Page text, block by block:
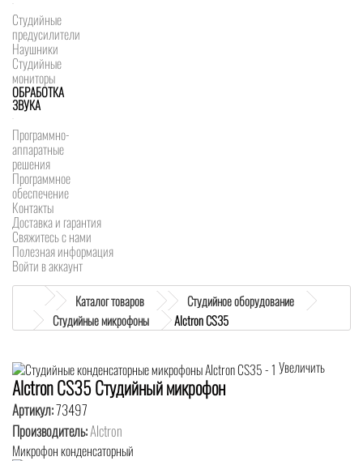
Студийные
предусилители
Наушники
Студийные
мониторы
ОБРАБОТКА
ЗВУКА
Программно-
аппаратные
решения
Программное
обеспечение
Контакты
Доставка и гарантия
Свяжитесь с нами
Полезная информация
Войти в аккаунт
Каталог товаров
Студийное оборудование
Студийные микрофоны
Alctron CS35
Увеличить
Alctron CS35 Студийный микрофон
Артикул:73497
Производитель:Alctron
Микрофон конденсаторный